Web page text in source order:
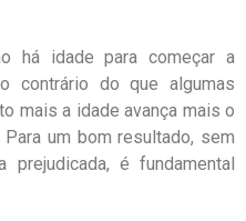
há idade para começar a
contrário do que algumas
mais a idade avança mais o
um bom resultado, sem
é fundamental